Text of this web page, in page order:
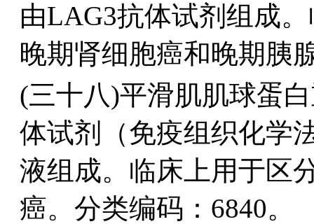
由LAG3抗体试剂组成
晚期肾细胞癌和晚期胰
(三十八)平滑肌肌球蛋白
体试剂（免疫组织化学
液组成。临床上用于区
癌。分类编码：6840。